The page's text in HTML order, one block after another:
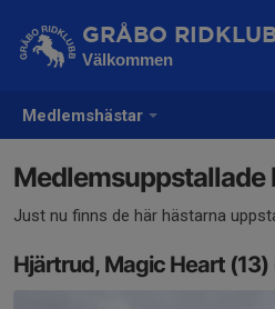
Medlemshästar
GRÅBO
Välkommen
Medlemsuppstallade
Just nu finns de här hästarna
Hjärtrud, Magic Heart (13)